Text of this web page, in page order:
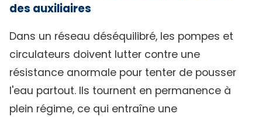
des auxiliaires
Dans un réseau déséquilibré, les pompes et
circulateurs doivent lutter contre une
résistance anormale pour tenter de pousser
l'eau partout. Ils tournent en permanence à
plein régime, ce qui entraîne une